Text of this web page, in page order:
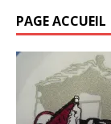
PAGE ACCUEIL